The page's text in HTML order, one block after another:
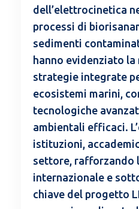
dell’elettrocinetica
processi di
sedimenti
hanno evidenziato la
strategie integrate
ecosistemi marini,
tecnologiche
ambientali efficaci.
istituzioni,
settore, rafforzando
internazionale e
chiave del progetto